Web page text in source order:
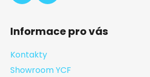
Informace pro vás
Kontakty
Showroom YCF